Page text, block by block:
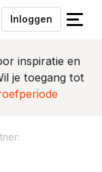
Inloggen
S
u
i
inspiratie en
je toegang tot